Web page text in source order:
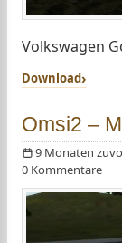
Volkswagen
Download
Omsi2 –
9 Monaten
0 Kommentare